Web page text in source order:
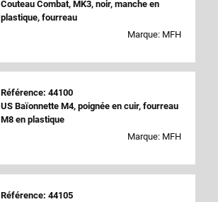
Couteau Combat, MK3, noir, manche en
plastique, fourreau
Marque: MFH
Référence: 44100
US Baïonnette M4, poignée en cuir, fourreau
M8 en plastique
Marque: MFH
Référence: 44105